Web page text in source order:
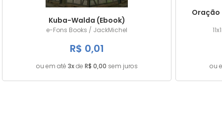
Kuba-Walda (Ebook)
e-Fons Books / JackMichel
R$ 0,01
ou em até 3xde R$ 0,00 sem juros
Oração
ou